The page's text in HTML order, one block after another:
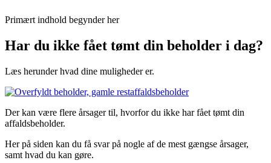
Primært indhold begynder her
Har du ikke fået tømt din beholder i dag?
Læs herunder hvad dine muligheder er.
Der kan være flere årsager til, hvorfor du ikke har fået tømt din
affaldsbeholder.
Her på siden kan du få svar på nogle af de mest gængse årsager,
samt hvad du kan gøre.